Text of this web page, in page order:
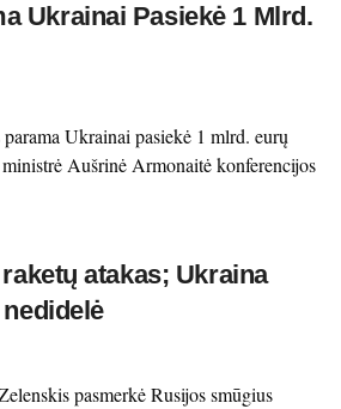
Ukrainai Pasiekė 1 Mlrd.
Ukrainai pasiekė 1 mlrd. eurų
Aušrinė Armonaitė konferencijos
atakas; Ukraina
pasmerkė Rusijos smūgius